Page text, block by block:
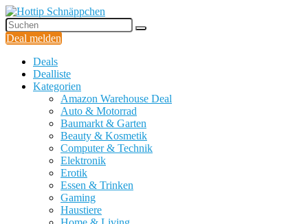
Deal melden
Deals
Dealliste
Kategorien
Amazon Warehouse Deal
Auto & Motorrad
Baumarkt & Garten
Beauty & Kosmetik
Computer & Technik
Elektronik
Erotik
Essen & Trinken
Gaming
Haustiere